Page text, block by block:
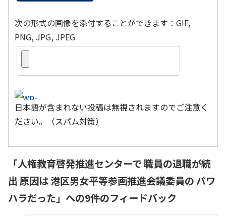
次の形式の画像を添付することができます：GIF,
PNG, JPG, JPEG
日本語が含まれない投稿は無視されますのでご注意く
ださい。（スパム対策）
「人権教育啓発推進センターで 職員の退職が続
出 原因は 港区男女平等参画推進会議委員の パワ
ハラだった」への9件のフィードバック